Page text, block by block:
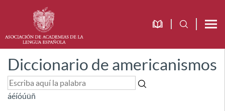
Diccionario de americanismos
áéíóúüñ